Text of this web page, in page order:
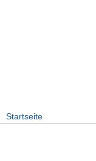
Startseite